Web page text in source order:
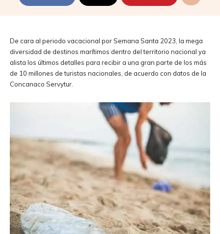
De cara al periodo vacacional por Semana Santa 2023, la mega
diversidad de destinos marítimos dentro del territorio nacional ya
alista los últimos detalles para recibir a una gran parte de los más
de 10 millones de turistas nacionales, de acuerdo con datos de la
Concanaco Servytur.